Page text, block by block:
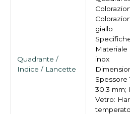
Quadrante /
Indice / Lancette
giallo
Materiale
inox
Spessore
30.3 mm;
Vetro: